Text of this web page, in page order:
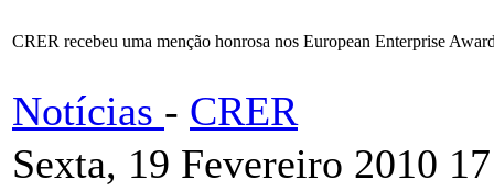
CRER recebeu uma menção honrosa nos European Enterprise
Notícias - CRER
Sexta, 19 Fevereiro 2010